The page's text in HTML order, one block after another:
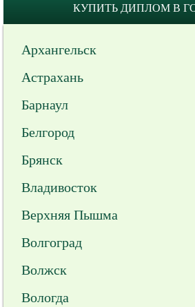
КУПИТЬ ДИПЛОМ В
Архангельск
Астрахань
Барнаул
Белгород
Брянск
Владивосток
Верхняя Пышма
Волгоград
Волжск
Вологда